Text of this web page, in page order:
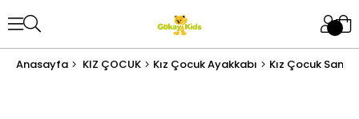
Anasayfa KIZ ÇOCUK Kız Çocuk Ayakkabı Kız Çocuk